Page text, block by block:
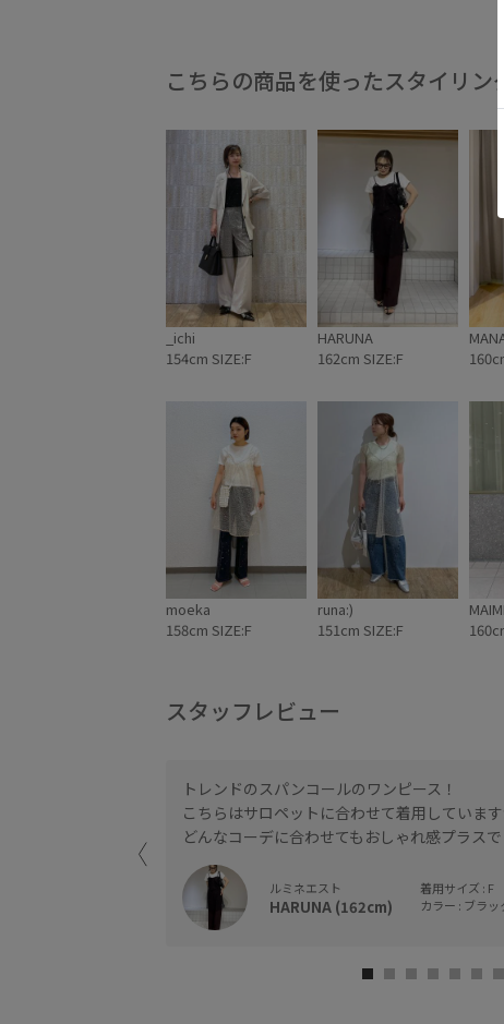
こちらの商品を使ったスタイリング
_ichi
154cm SIZE:F
HARUNA
162cm SIZE:F
moeka
158cm SIZE:F
runa:)
151cm SIZE:F
スタッフレビュー
トレンドのスパンコールのワンピース！
こちらはサロペットに合わせて着用していま
どんなコーデに合わせてもおしゃれ感プラス
ルミネエスト
HARUNA (162cm)
着用サイズ : F
カラー : ブラッ